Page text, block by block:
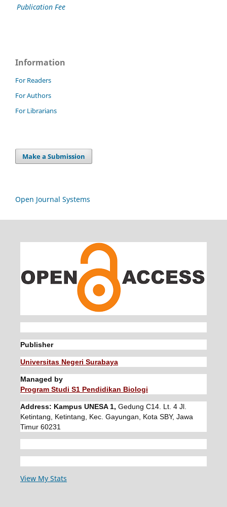
Publication Fee
Information
For Readers
For Authors
For Librarians
Make a Submission
Open Journal Systems
Publisher
Universitas Negeri Surabaya
Managed by
Program Studi S1 Pendidikan Biologi
Address: Kampus UNESA 1, Gedung C14. Lt. 4 Jl.
Ketintang, Ketintang, Kec. Gayungan, Kota SBY, Jawa
Timur 60231
View My Stats